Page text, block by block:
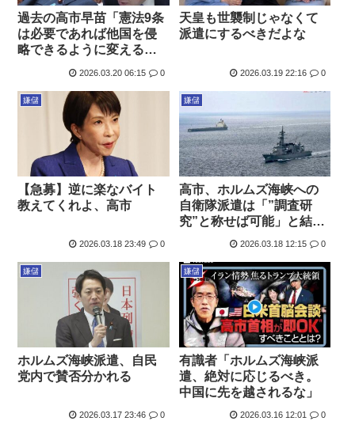
過去の高市早苗「憲法9条
は必要であれば他国を侵
略できるように変えるべ
げで自衛隊派遣しなくて
いい」 別人か？
2026.03.20 06:15 0
天皇も世襲制じゃなくて
派遣にするべきだよな
2026.03.19 22:16 0
嫌儲
【急募】逆に楽なバイト
教えてくれよ、高市
2026.03.18 23:49 0
嫌儲
高市、ホルムズ海峡への
自衛隊派遣は「”調査研
究”と称せば可能」と結
論。なお武器の使用もで
きる模様。これで心置き
なく戦争できるな！
2026.03.18 12:15 0
嫌儲
ホルムズ海峡派遣、自民
党内で賛否分かれる
2026.03.17 23:46 0
嫌儲
有識者「ホルムズ海峡派
遣、絶対に応じるべき。
中国に先を越されるな」
2026.03.16 12:01 0